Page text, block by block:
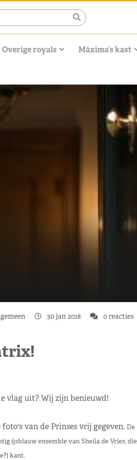
Overige royals Máxima’s kast
30 jan 2018 0 reacties
vlag uit? Wij zijn benieuwd!
van de Prinses vrij gegeven. De
ijsblauw ensemble van Sheila de Vries, die
kant.